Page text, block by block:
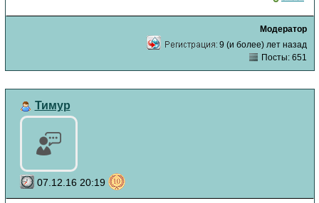
Модератор
9 (и более) лет назад
Посты: 651
Тимур
07.12.16 20:19